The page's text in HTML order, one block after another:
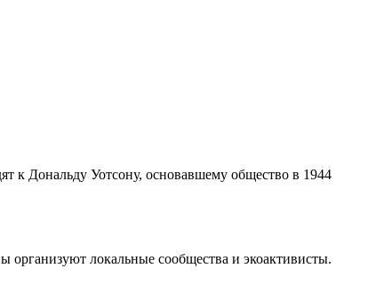
к Дональду Уотсону, основавшему общество в 1944
организуют локальные сообщества и экоактивисты.